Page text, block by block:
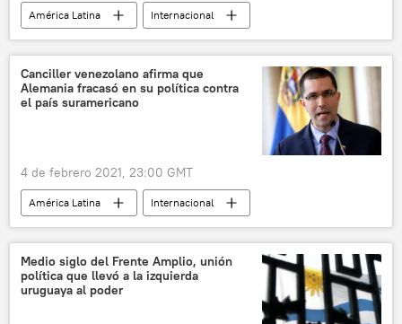
América Latina
Internacional
Panamá
Venezuela
Juan Guaidó
noticias
Canciller venezolano afirma que
Alemania fracasó en su política contra
el país suramericano
4 de febrero 2021, 23:00 GMT
América Latina
Internacional
Jorge Arreaza
Venezuela
Alemania
noticias
Medio siglo del Frente Amplio, unión
política que llevó a la izquierda
uruguaya al poder